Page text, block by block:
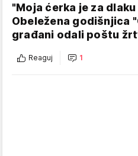
"Moja ćerka je za
Obeležena godišnjica
građani odali poštu
Reaguj 1